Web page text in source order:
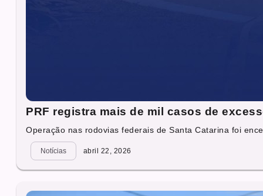
PRF registra mais de mil casos de
Operação nas rodovias federais de Santa Catarina foi
Notícias abril 22, 2026